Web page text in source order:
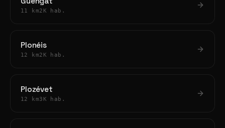
11 km2K hab.
Plonéis
12 km2K hab.
Plozévet
12 km3K hab.